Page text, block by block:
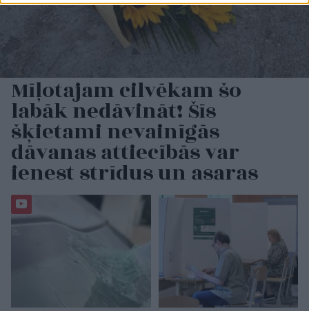
Mīļotajam cilvēkam šo
labāk nedāvināt! Šīs
šķietami nevainīgās
dāvanas attiecībās var
ienest strīdus un asaras